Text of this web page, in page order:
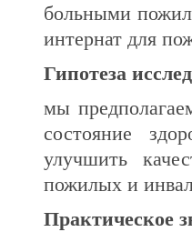
больными
интернат для
Гипотеза
мы
состояние
улучшить
пожилых и
Практическое